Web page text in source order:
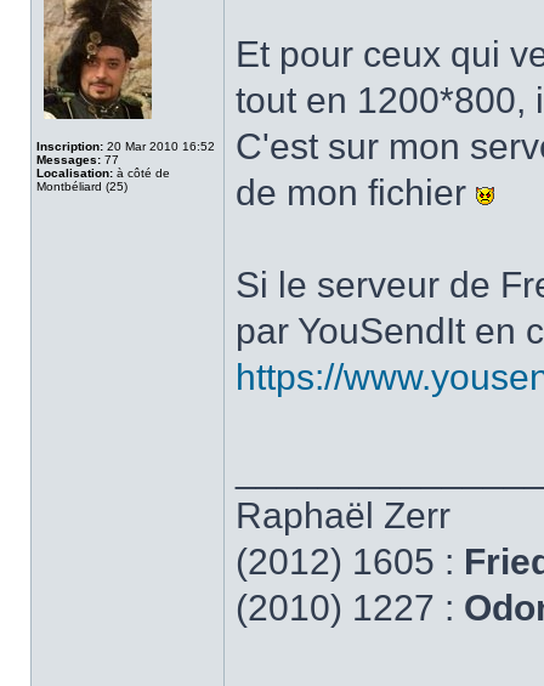
Inscription: 20 Mar 2010 16:52
Messages: 77
Localisation: à côté de
Montbéliard (25)
Et pour ceux qui
tout en 1200*800,
C'est sur mon
de mon fichier
Si le serveur de
par YouSendIt en
https://
Raphaël Zerr
(2012) 1605 :
(2010) 1227 :